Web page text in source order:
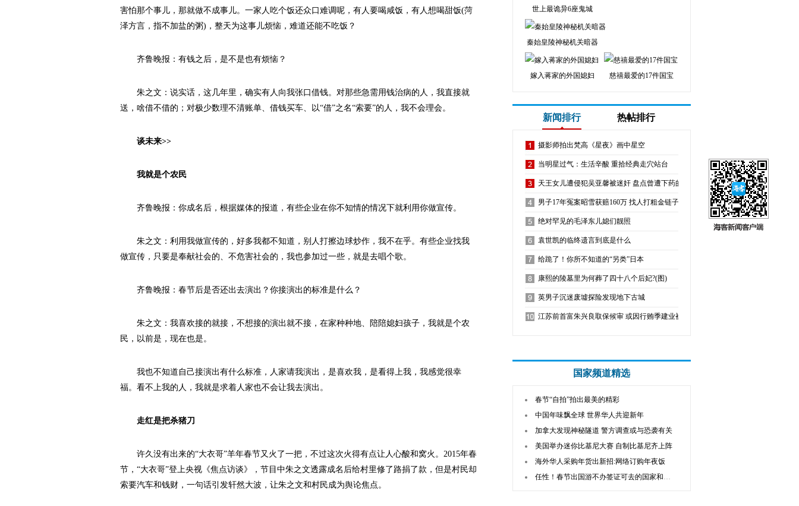
害怕那个事儿，那就做不成事儿。一家人吃个饭还众口难调呢，有人要喝咸饭，有人想喝甜饭(菏
泽方言，指不加盐的粥)，整天为这事儿烦恼，难道还能不吃饭？
齐鲁晚报：有钱之后，是不是也有烦恼？
朱之文：说实话，这几年里，确实有人向我张口借钱。对那些急需用钱治病的人，我直接就
送，啥借不借的；对极少数理不清账单、借钱买车、以“借”之名“索要”的人，我不会理会。
谈未来>>
我就是个农民
齐鲁晚报：你成名后，根据媒体的报道，有些企业在你不知情的情况下就利用你做宣传。
朱之文：利用我做宣传的，好多我都不知道，别人打擦边球炒作，我不在乎。有些企业找我
做宣传，只要是奉献社会的、不危害社会的，我也参加过一些，就是去唱个歌。
齐鲁晚报：春节后是否还出去演出？你接演出的标准是什么？
朱之文：我喜欢接的就接，不想接的演出就不接，在家种种地、陪陪媳妇孩子，我就是个农
民，以前是，现在也是。
我也不知道自己接演出有什么标准，人家请我演出，是喜欢我，是看得上我，我感觉很幸
福。看不上我的人，我就是求着人家也不会让我去演出。
走红是把杀猪刀
许久没有出来的“大衣哥”羊年春节又火了一把，不过这次火得有点让人心酸和窝火。2015年春
节，“大衣哥”登上央视《焦点访谈》，节目中朱之文透露成名后给村里修了路捐了款，但是村民却
索要汽车和钱财，一句话引发轩然大波，让朱之文和村民成为舆论焦点。
世上最诡异6座鬼城
秦始皇陵神秘机关暗器
嫁入蒋家的外国媳妇 慈禧最爱的17件国宝
新闻排行 热帖排行
摄影师拍出梵高《星夜》画中星空
当明星过气：生活辛酸 重拾经典走穴站台
男子17年冤案昭雪获赔160万 找人打粗金链子
绝对罕见的毛泽东儿媳们靓照
袁世凯的临终遗言到底是什么
给跪了！你所不知道的“另类”日本
康熙的陵墓里为何葬了四十八个后妃?(图)
英男子沉迷废墟探险发现地下古城
江苏前首富朱兴良取保候审 或因行贿季建业被捕
国家频道精选
春节“自拍”拍出最美的精彩
中国年味飘全球 世界华人共迎新年
加拿大发现神秘隧道 警方调查或与恐袭有关
美国举办迷你比基尼大赛 自制比基尼齐上阵
海外华人采购年货出新招:网络订购年夜饭
任性！春节出国游不办签证可去的国家和地区